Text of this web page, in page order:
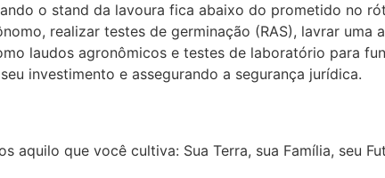
o stand da lavoura fica abaixo do prometido no
realizar testes de germinação (RAS), lavrar uma
laudos agronômicos e testes de laboratório para
investimento e assegurando a segurança jurídica.
aquilo que você cultiva: Sua Terra, sua Família, seu